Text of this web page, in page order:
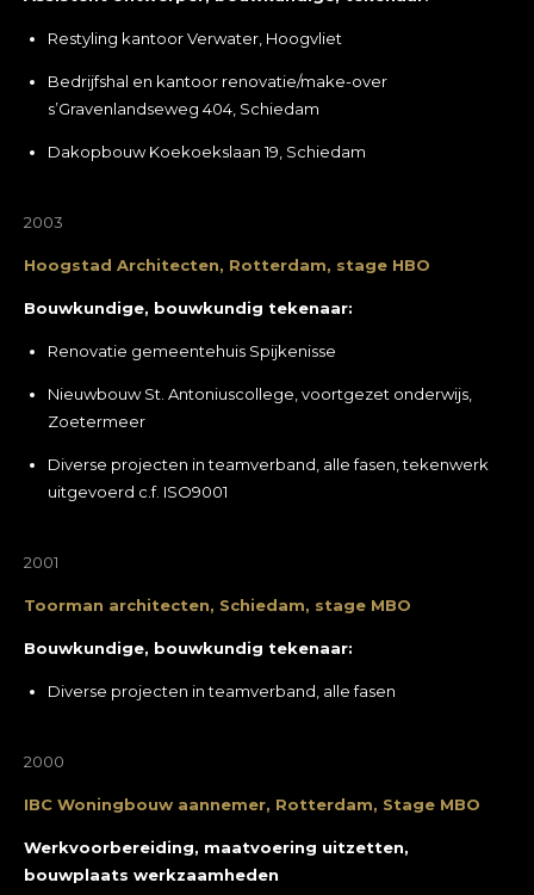
Restyling kantoor Verwater, Hoogvliet
Bedrijfshal en kantoor renovatie/make-over
s’Gravenlandseweg 404, Schiedam
Dakopbouw Koekoekslaan 19, Schiedam
2003
Hoogstad Architecten, Rotterdam, stage HBO
Bouwkundige, bouwkundig tekenaar:
Renovatie gemeentehuis Spijkenisse
Nieuwbouw St. Antoniuscollege, voortgezet onderwijs,
Zoetermeer
Diverse projecten in teamverband, alle fasen, tekenwerk
uitgevoerd c.f. ISO9001
2001
Toorman architecten, Schiedam, stage MBO
Bouwkundige, bouwkundig tekenaar:
Diverse projecten in teamverband, alle fasen
2000
IBC Woningbouw aannemer, Rotterdam, Stage MBO
Werkvoorbereiding, maatvoering uitzetten,
bouwplaats werkzaamheden